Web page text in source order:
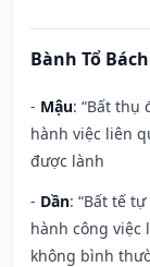
Bành Tổ
- Mậu: “Bất thụ
hành việc liên
được lành
- Dần: “Bất tế
hành công việc
không bình